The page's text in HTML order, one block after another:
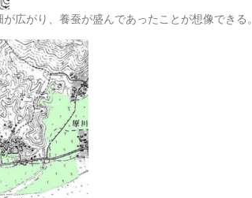
広がり、養蚕が盛んであったことが想像できる。